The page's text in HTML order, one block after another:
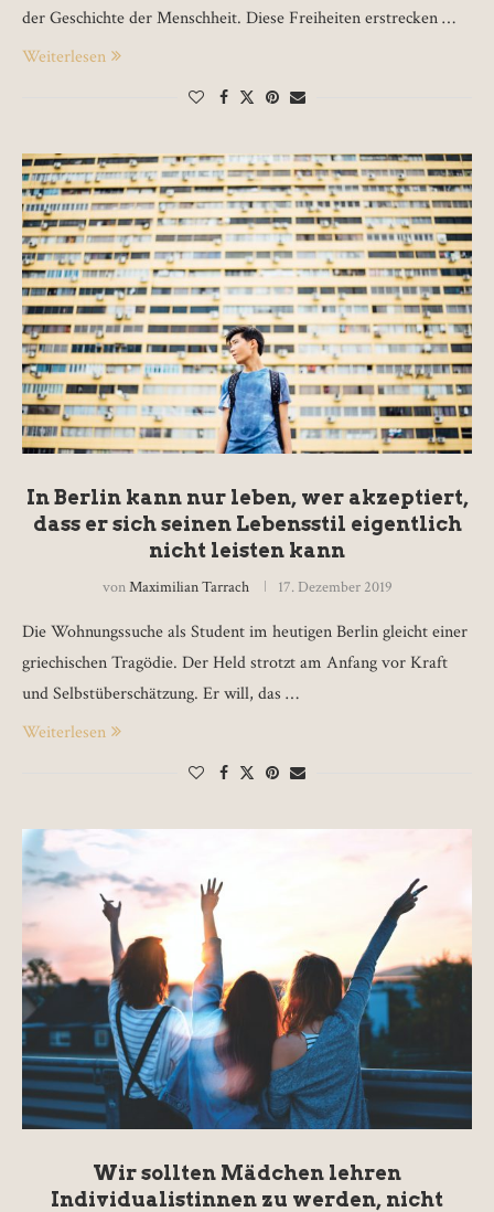
der Geschichte der Menschheit. Diese Freiheiten erstrecken …
Weiterlesen
In Berlin kann nur leben, wer akzeptiert,
dass er sich seinen Lebensstil eigentlich
nicht leisten kann
vonMaximilian Tarrach 17. Dezember 2019
Die Wohnungssuche als Student im heutigen Berlin gleicht einer
griechischen Tragödie. Der Held strotzt am Anfang vor Kraft
und Selbstüberschätzung. Er will, das …
Weiterlesen
Wir sollten Mädchen lehren
Individualistinnen zu werden, nicht